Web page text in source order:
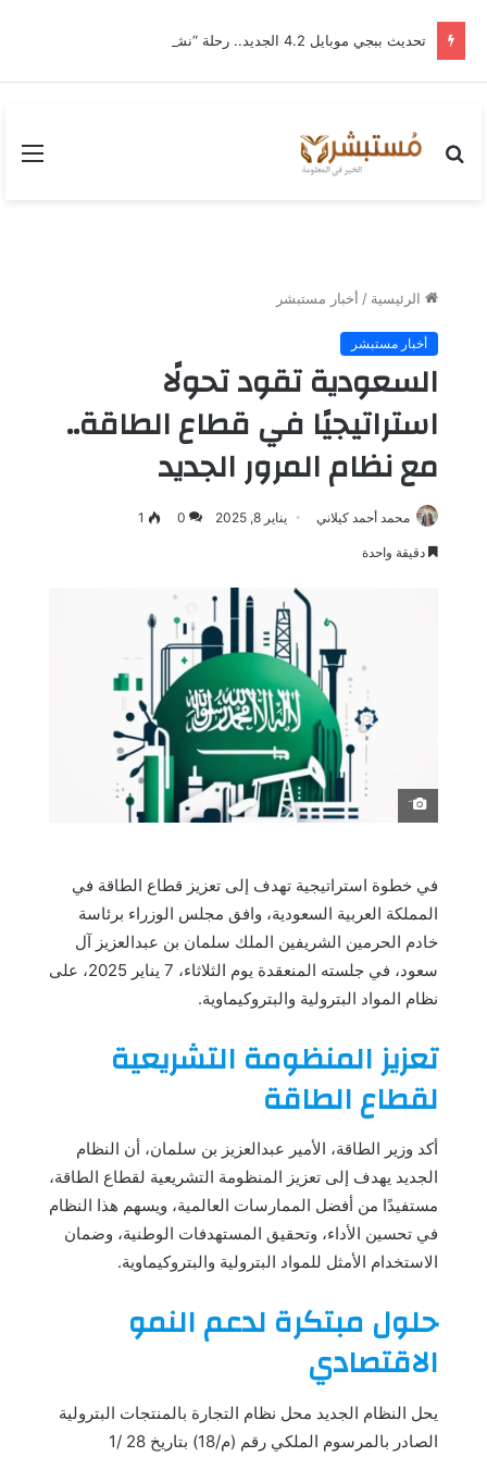
بحث
الرئيسية / أخبار مستبشر
أخبار مستبشر
السعودية تقود تحولًا
استراتيجيًا في قطاع الطاقة..
مع نظام المرور الجديد
محمد أحمد كيلاني يناير 8, 2025 0
1
دقيقة واحدة
َ
في خطوة استراتيجية تهدف إلى تعزيز قطاع الطاقة في
المملكة العربية السعودية، وافق مجلس الوزراء برئاسة
خادم الحرمين الشريفين الملك سلمان بن عبدالعزيز آل
سعود، في جلسته المنعقدة يوم الثلاثاء، 7 يناير 2025، على
نظام المواد البترولية والبتروكيماوية.
تعزيز المنظومة التشريعية
لقطاع الطاقة
أكد وزير الطاقة، الأمير عبدالعزيز بن سلمان، أن النظام
الجديد يهدف إلى تعزيز المنظومة التشريعية لقطاع الطاقة،
مستفيدًا من أفضل الممارسات العالمية، ويسهم هذا النظام
في تحسين الأداء، وتحقيق المستهدفات الوطنية، وضمان
الاستخدام الأمثل للمواد البترولية والبتروكيماوية.
حلول مبتكرة لدعم النمو
الاقتصادي
يحل النظام الجديد محل نظام التجارة بالمنتجات البترولية
الصادر بالمرسوم الملكي رقم (م/18) بتاريخ 28 /1